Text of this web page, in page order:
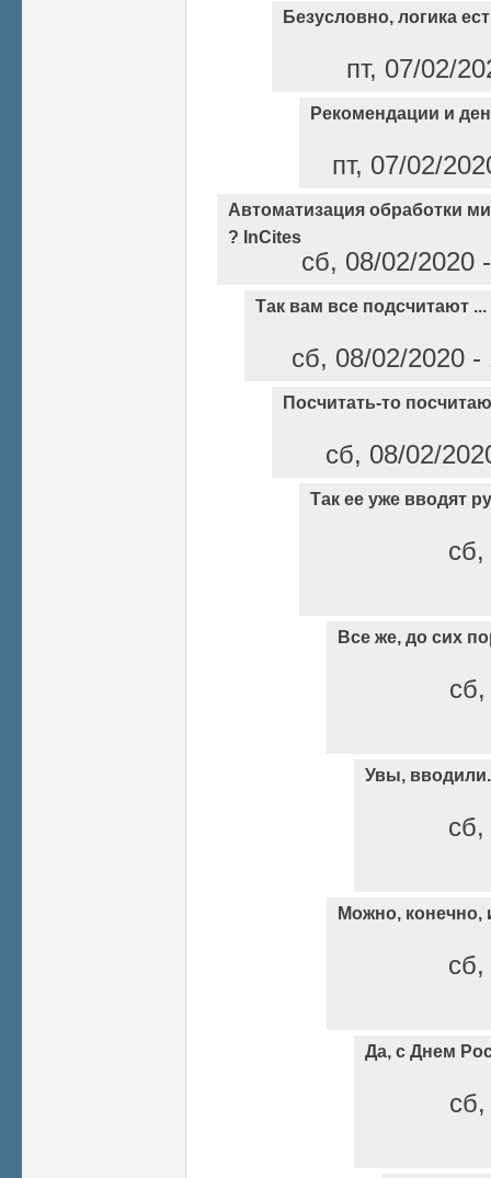
Безусловно, логика
пт, 07/02/
Рекомендации и
пт, 07/02/
Автоматизация обработки
? InCites
сб, 08/02/
Так вам все подсчитают ...
сб, 08/02/2020
Посчитать-то
сб, 08/02/
Так ее уже вводят
Все же, до сих
Увы, вводили.
Можно, конечно,
Да, с Днем